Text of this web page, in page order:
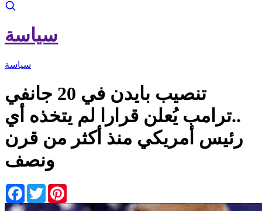
سياسة
سياسة
تنصيب بايدن في 20 جانفي
..ترامب يُعلن قرارا لم يتخذه أي
رئيس أمريكي منذ أكثر من قرن
ونصف
Facebook
Twitter